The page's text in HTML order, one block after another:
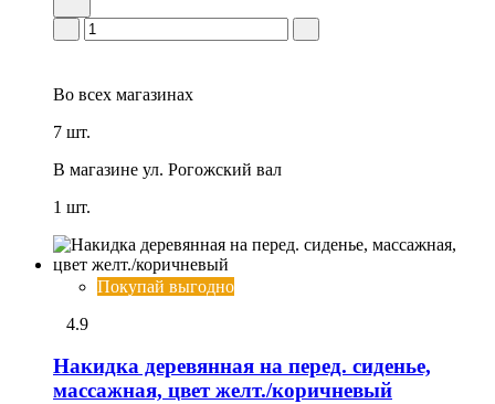
Во всех магазинах
7 шт.
В магазине ул. Рогожский вал
1 шт.
Покупай выгодно
4.9
Накидка деревянная на перед. сиденье,
массажная, цвет желт./коричневый